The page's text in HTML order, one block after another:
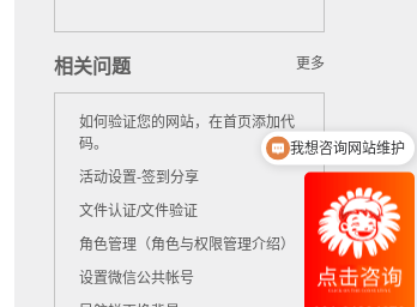
更多
相关问题
如何验证您的网站，在首页添加代
码。
活动设置-签到分享
文件认证/文件验证
角色管理（角色与权限管理介绍）
设置微信公共帐号
我想咨询网站维护